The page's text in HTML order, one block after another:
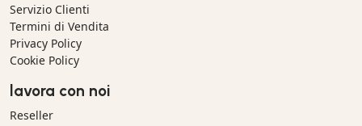
Servizio Clienti
Termini di Vendita
Privacy Policy
Cookie Policy
lavora con noi
Reseller